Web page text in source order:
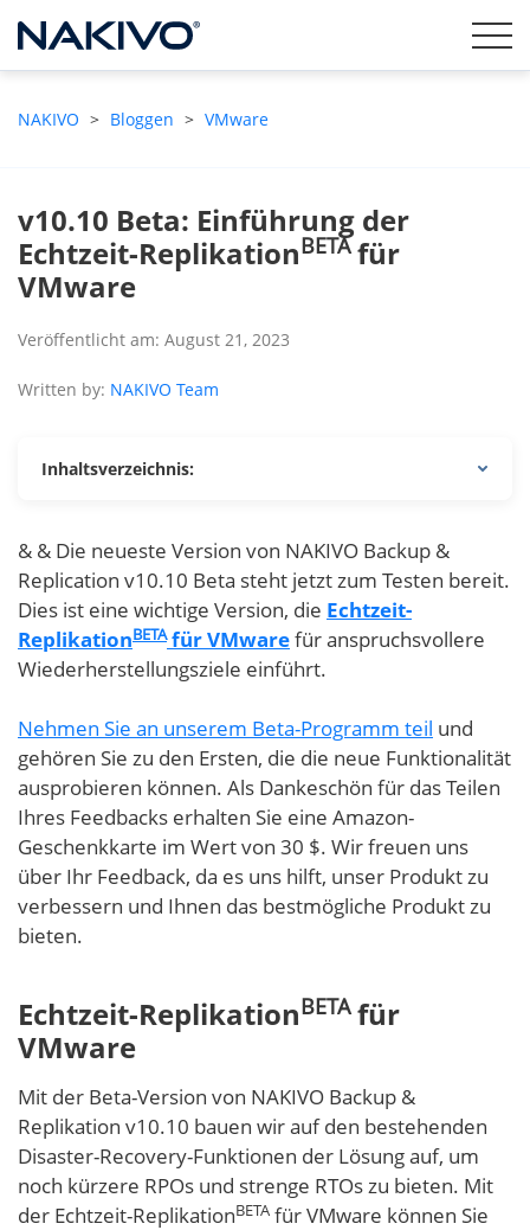
NAKIVO > Bloggen > VMware
v10.10 Beta: Einführung der
Echtzeit-ReplikationBETAfür
VMware
Veröffentlicht am: August 21, 2023
Written by: NAKIVO Team
Inhaltsverzeichnis:
& & Die neueste Version von NAKIVO Backup &
Replication v10.10 Beta steht jetzt zum Testen bereit.
Dies ist eine wichtige Version, die Echtzeit-
ReplikationBETAfür VMwarefür anspruchsvollere
Wiederherstellungsziele einführt.
Nehmen Sie an unserem Beta-Programm teil und
gehören Sie zu den Ersten, die die neue Funktionalität
ausprobieren können. Als Dankeschön für das Teilen
Ihres Feedbacks erhalten Sie eine Amazon-
Geschenkkarte im Wert von 30 $. Wir freuen uns
über Ihr Feedback, da es uns hilft, unser Produkt zu
verbessern und Ihnen das bestmögliche Produkt zu
bieten.
Echtzeit-ReplikationBETAfür
VMware
Mit der Beta-Version von NAKIVO Backup &
Replikation v10.10 bauen wir auf den bestehenden
Disaster-Recovery-Funktionen der Lösung auf, um
noch kürzere RPOs und strenge RTOs zu bieten. Mit
der Echtzeit-ReplikationBETA für VMware können Sie